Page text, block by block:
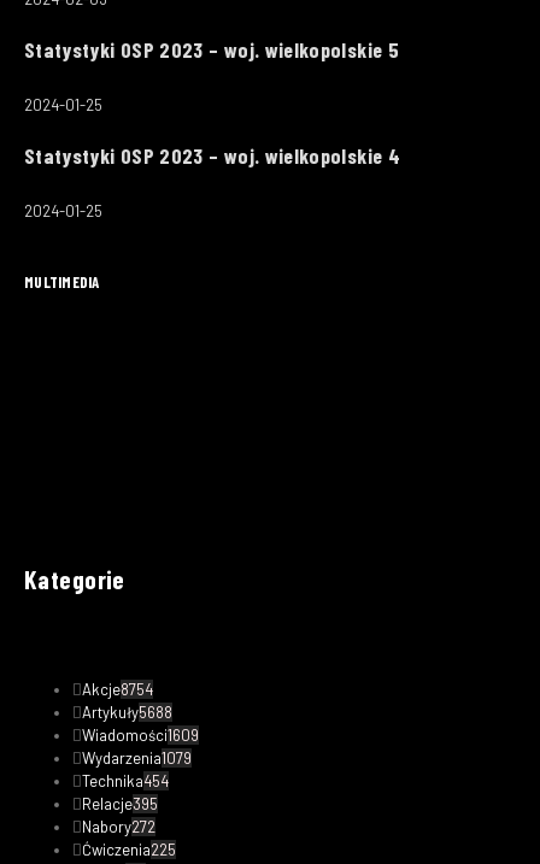
Statystyki OSP 2023 – woj. wielkopolskie 5
2024-01-25
Statystyki OSP 2023 – woj. wielkopolskie 4
2024-01-25
MULTIMEDIA
Kategorie
Akcje8754
Artykuły5688
Wiadomości1609
Wydarzenia1079
Technika454
Relacje395
Nabory272
Ćwiczenia225